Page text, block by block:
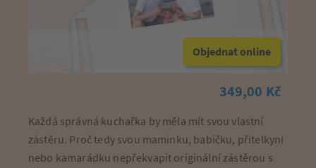
Objednat online
349,00 Kč
Každá správná kuchařka by měla mít svou vlastní
zástěru. Proč tedy svou maminku, babičku, přítelkyni
nebo kamarádku nepřekvapit originální zástěrou s